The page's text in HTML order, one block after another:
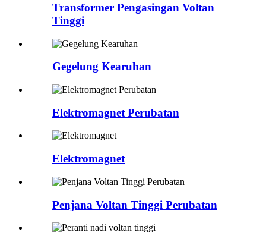
Transformer Pengasingan Voltan
Tinggi
Gegelung Kearuhan
Elektromagnet Perubatan
Elektromagnet
Penjana Voltan Tinggi Perubatan